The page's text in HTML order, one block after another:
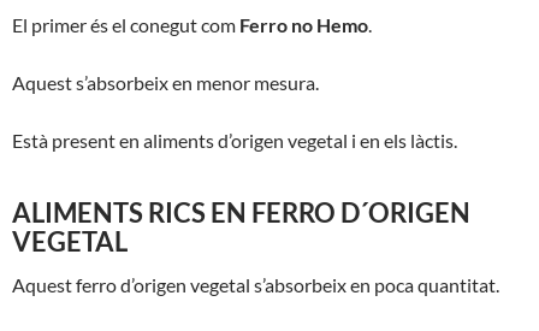
El primer és el conegut com Ferro no Hemo
Aquest s’absorbeix en menor mesura.
Està present en aliments d’origen vegetal i en els làctis.
ALIMENTS RICS EN FERRO D´ORIGEN
VEGETAL
Aquest ferro d’origen vegetal s’absorbeix en poca quantitat.